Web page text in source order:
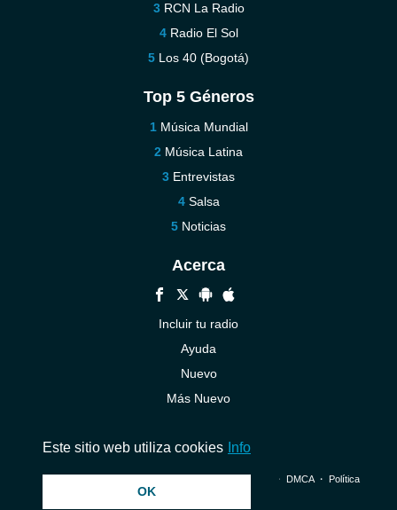
RCN La Radio
Radio El Sol
Los 40 (Bogotá)
Top 5 Géneros
Música Mundial
Música Latina
Entrevistas
Salsa
Noticias
Acerca
Incluir tu radio
Ayuda
Nuevo
Más Nuevo
© 2026 InstantAudio. Reservados todos los derechos. ・ DMCA・ Política
Este sitio web utiliza cookies Info
OK